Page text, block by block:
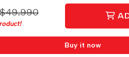
$49.990
Buy it now